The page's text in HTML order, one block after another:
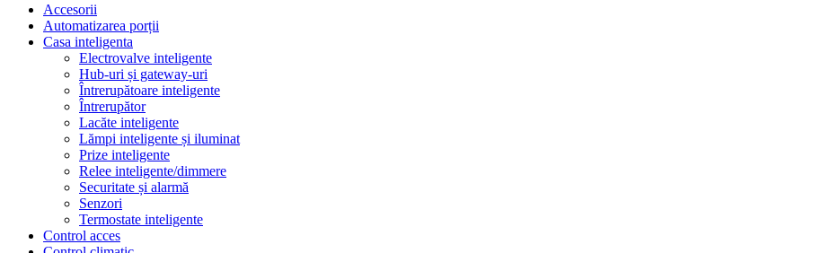
Accesorii
Automatizarea porții
Casa inteligenta
Electrovalve inteligente
Hub-uri și gateway-uri
Întrerupătoare inteligente
Întrerupător
Lacăte inteligente
Lămpi inteligente și iluminat
Prize inteligente
Relee inteligente/dimmere
Securitate și alarmă
Senzori
Termostate inteligente
Control acces